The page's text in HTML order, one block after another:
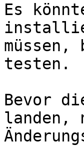
Es
testen.
Bevor
landen,